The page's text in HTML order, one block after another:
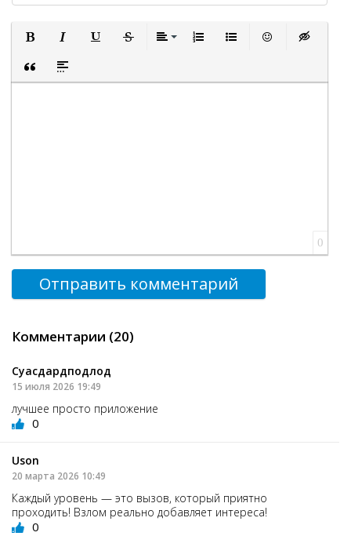
Вставка цитаты
Вставка спойлера
0
Отправить комментарий
Комментарии (20)
Суасдардподлод
15 июля 2026 19:49
лучшее просто приложение
0
Uson
20 марта 2026 10:49
Каждый уровень — это вызов, который приятно
проходить! Взлом реально добавляет интереса!
0